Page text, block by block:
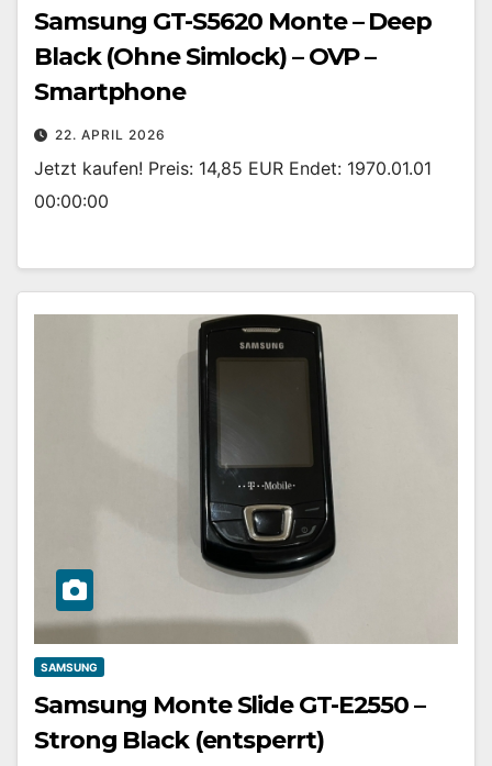
Samsung GT-S5620 Monte – Deep
Black (Ohne Simlock) – OVP –
Smartphone
22. APRIL 2026
Jetzt kaufen! Preis: 14,85 EUR Endet: 1970.01.01
00:00:00
SAMSUNG
Samsung Monte Slide GT-E2550 –
Strong Black (entsperrt)